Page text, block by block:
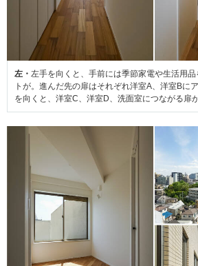
左・ 左手を向くと、手前には季節家電や生活用
トが。進んだ先の扉はそれぞれ洋室A、洋室Bに
を向くと、洋室C、洋室D、洗面室につながる扉